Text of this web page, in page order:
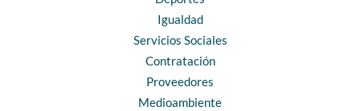
Igualdad
Servicios Sociales
Contratación
Proveedores
Medioambiente